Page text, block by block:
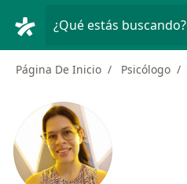
¿Qué estás buscando?
Página De Inicio Psicólogo